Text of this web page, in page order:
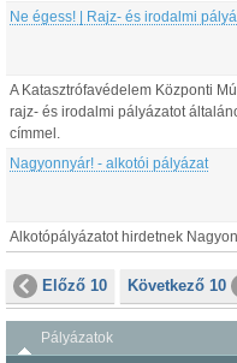
Ne égess! | Rajz- és irodalmi
A Katasztrófavédelem Központi
rajz- és irodalmi pályázatot
címmel.
Nagyonnyár! - alkotói pályázat
Alkotópályázatot hirdetnek
Előző 10 Következő 10
Pályázatok